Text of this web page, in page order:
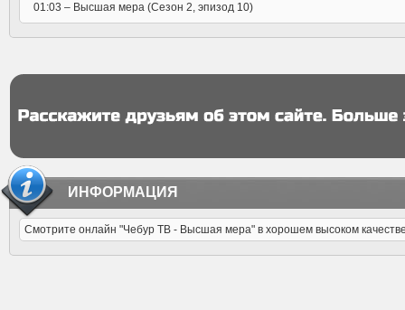
01:03 – Высшая мера (Сезон 2, эпизод 10)
ИНФОРМАЦИЯ
Смотрите онлайн "Чебур ТВ - Высшая мера" в хорошем высоком